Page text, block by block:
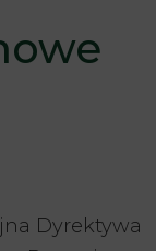
Dyrektywa